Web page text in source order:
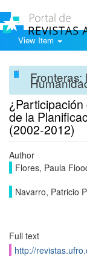
View Item
Fronteras:
de la
(2002-2012)
Author
Flores, Paula
Navarro, Patricio
Full text
http://